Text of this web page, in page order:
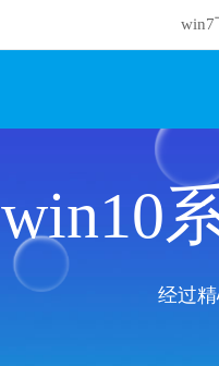
win7
win10
经过